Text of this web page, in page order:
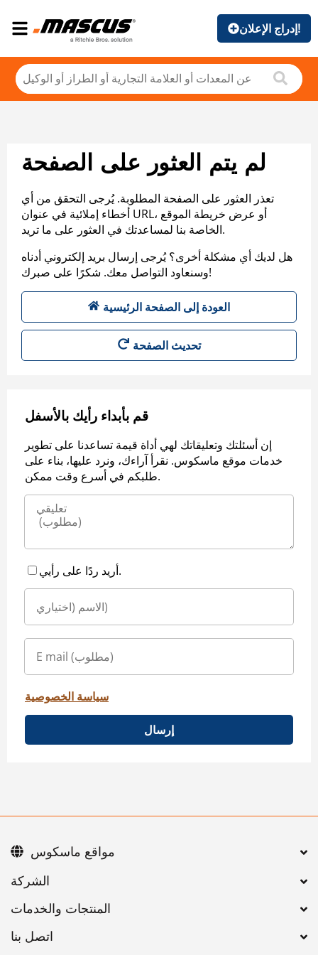
إدراج الإعلان!
لم يتم العثور على الصفحة
تعذر العثور على الصفحة المطلوبة. يُرجى التحقق من أي
أخطاء إملائية في عنوان URL، أو عرض خريطة الموقع
الخاصة بنا لمساعدتك في العثور على ما تريد.
هل لديك أي مشكلة أخرى؟ يُرجى إرسال بريد إلكتروني أدناه
وسنعاود التواصل معك. شكرًا على صبرك!
العودة إلى الصفحة الرئيسية
تحديث الصفحة
قم بأبداء رأيك بالأسفل
إن أسئلتك وتعليقاتك لهي أداة قيمة تساعدنا على تطوير
خدمات موقع ماسكوس. نقرأ آراءك، ونرد عليها، بناء على
طلبكم في أسرع وقت ممكن.
أريد ردًا على رأيي.
سياسة الخصوصية
إرسال
اتصل بنا
مواقع ماسكوس